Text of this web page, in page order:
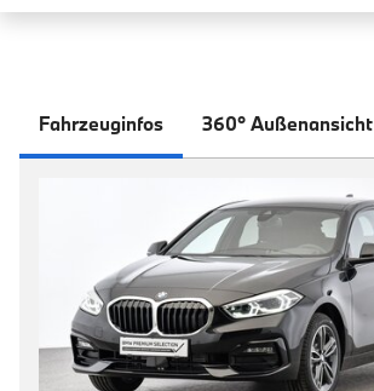
Fahrzeuginfos 360° Außenansicht